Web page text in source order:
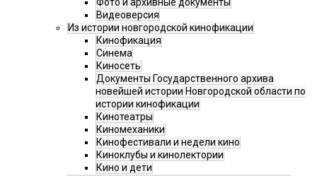
Фото и архивные документы
Видеоверсия
Из истории новгородской кинофикации
Кинофикация
Синема
Киносеть
Документы Государственного архива
новейшей истории Новгородской области по
истории кинофикации
Кинотеатры
Киномеханики
Кинофестивали и недели кино
Киноклубы и кинолектории
Кино и дети